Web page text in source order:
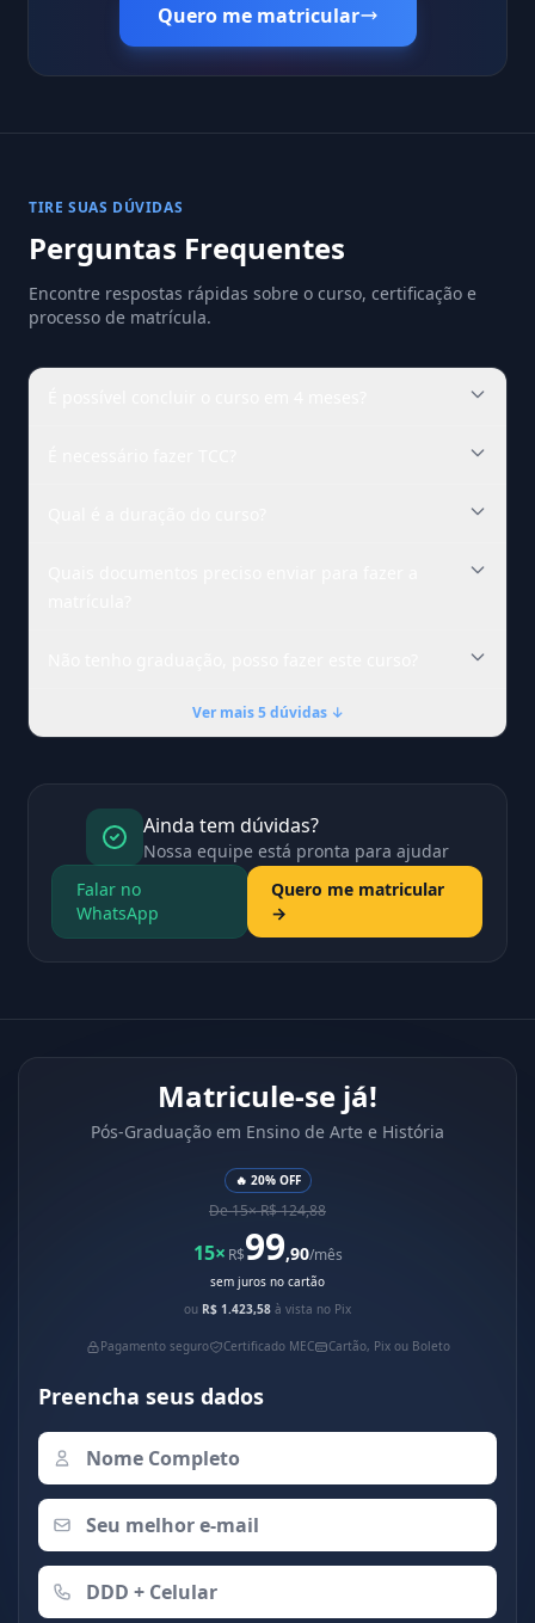
Quero me matricular
TIRE SUAS DÚVIDAS
Perguntas Frequentes
Encontre respostas rápidas sobre o curso, certificação e
processo de matrícula.
Ver mais 5 dúvidas ↓
Ainda tem dúvidas?
Nossa equipe está pronta para ajudar
Falar no
WhatsApp
Quero me matricular
→
Matricule-se já!
Pós-Graduação em Ensino de Arte e História
🔥 20% OFF
De 15× R$ 124,88
15× R$99,90/mês
sem juros no cartão
ou R$ 1.423,58 à vista no Pix
Pagamento seguro Certificado MEC Cartão, Pix ou Boleto
Preencha seus dados